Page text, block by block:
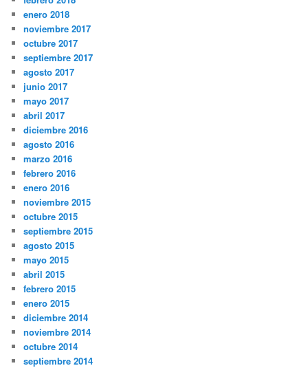
enero 2018
noviembre 2017
octubre 2017
septiembre 2017
agosto 2017
junio 2017
mayo 2017
abril 2017
diciembre 2016
agosto 2016
marzo 2016
febrero 2016
enero 2016
noviembre 2015
octubre 2015
septiembre 2015
agosto 2015
mayo 2015
abril 2015
febrero 2015
enero 2015
diciembre 2014
noviembre 2014
octubre 2014
septiembre 2014